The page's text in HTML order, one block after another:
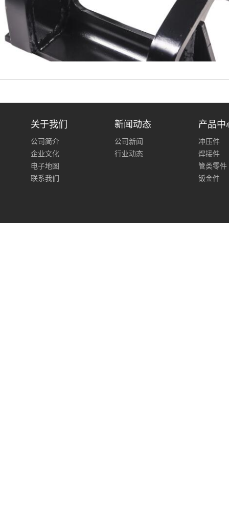
关于我们
公司简介
企业文化
电子地图
联系我们
新闻动态
公司新闻
行业动态
产品中
冲压件
焊接件
管类零件
钣金件